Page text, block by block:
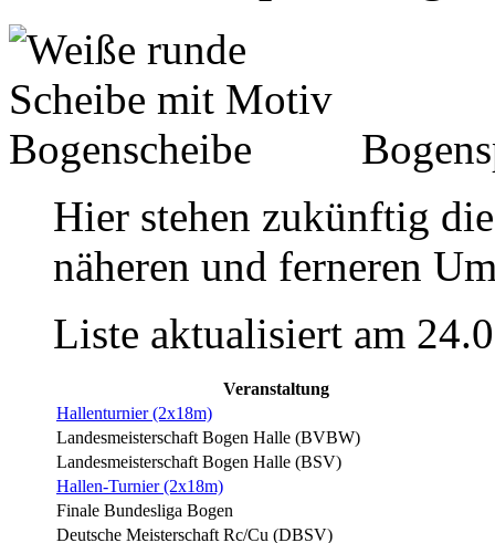
Hier stehen zukünftig
näheren und ferneren
Liste aktualisiert am
Veranstaltung
Hallenturnier (2x18m)
Landesmeisterschaft Bogen Halle (BVBW)
Landesmeisterschaft Bogen Halle (BSV)
Hallen-Turnier (2x18m)
Finale Bundesliga Bogen
Deutsche Meisterschaft Rc/Cu (DBSV)